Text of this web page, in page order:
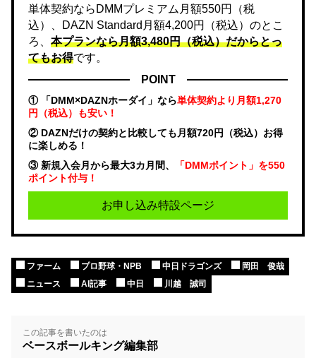
単体契約ならDMMプレミアム月額550円（税
込）、DAZN Standard月額4,200円（税込）のとこ
ろ、 本プランなら月額3,480円（税込）だからとっ
てもお得です。
POINT
① 「DMM×DAZNホーダイ」なら単体契約より月額1,270
円（税込）も安い！
② DAZNだけの契約と比較しても月額720円（税込）お得
に楽しめる！
③ 新規入会月から最大3カ月間、
「DMMポイント」を550
ポイント付与！
お申し込み特設ページ
ファーム プロ野球・NPB 中日ドラゴンズ
岡田 俊哉
ニュース
AI記事 中日 川越 誠司
この記事を書いたのは
ベースボールキング編集部